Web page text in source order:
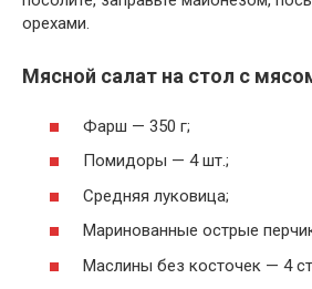
орехами.
Мясной салат на стол с
Фарш — 350 г;
Помидоры — 4 шт.;
Средняя луковица;
Маринованные острые
Маслины без косточек — 4